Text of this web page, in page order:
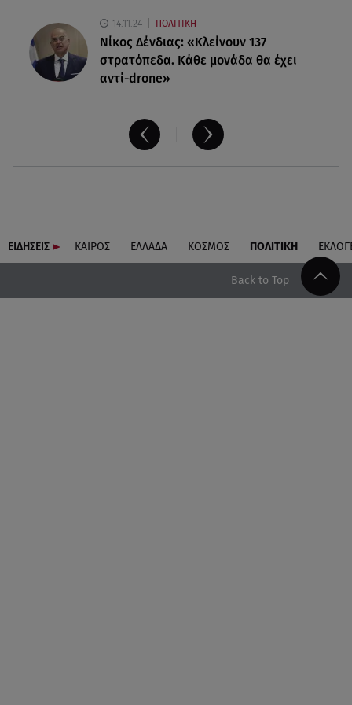
14.11.24 ΠΟΛΙΤΙΚΗ
Νίκος Δένδιας: «Κλείνουν 137
στρατόπεδα. Kάθε μονάδα θα έχει
αντί-drone»
ΕΙΔΗΣΕΙΣ ΚΑΙΡΟΣ ΕΛΛΑΔΑ ΚΟΣΜΟΣ ΠΟΛΙΤΙΚΗ
Back to Top